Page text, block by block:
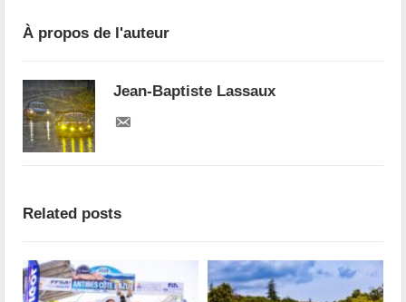
À propos de l'auteur
Jean-Baptiste Lassaux
Related posts